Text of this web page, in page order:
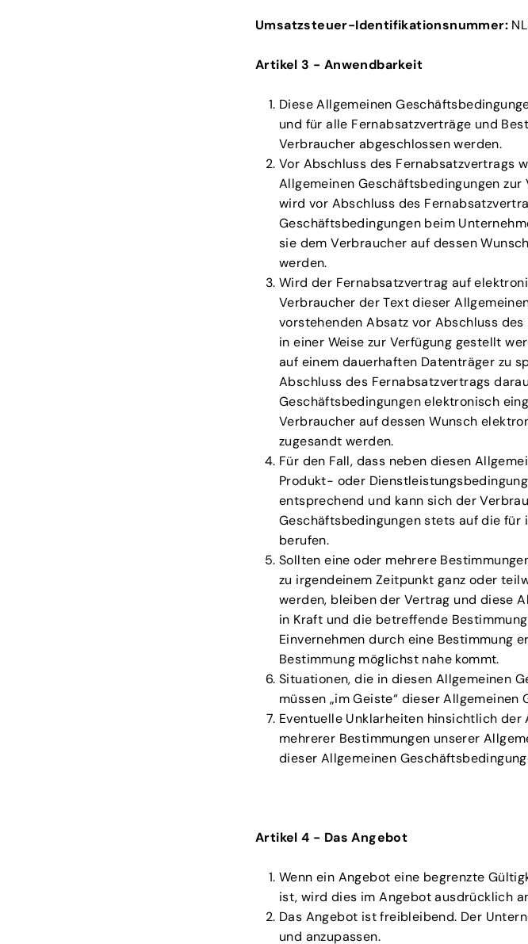
Umsatzsteuer-Identifikationsnummer:
Artikel 3 - Anwendbarkeit
Diese Allgemeinen
und für alle Fernabsatzverträge und
Verbraucher abgeschlossen werden.
Vor Abschluss des Fernabsatzvertrags
Allgemeinen Geschäftsbedingungen
wird vor Abschluss des
Geschäftsbedingungen beim
sie dem Verbraucher auf dessen
werden.
Wird der Fernabsatzvertrag auf
Verbraucher der Text dieser
vorstehenden Absatz vor Abschluss
in einer Weise zur Verfügung gestellt
auf einem dauerhaften Datenträger zu
Abschluss des Fernabsatzvertrags
Geschäftsbedingungen elektronisch
Verbraucher auf dessen Wunsch
zugesandt werden.
Für den Fall, dass neben diesen
Produkt- oder
entsprechend und kann sich der
Geschäftsbedingungen stets auf die
berufen.
Sollten eine oder mehrere
zu irgendeinem Zeitpunkt ganz oder
werden, bleiben der Vertrag und diese
in Kraft und die betreffende
Einvernehmen durch eine Bestimmung
Bestimmung möglichst nahe kommt.
Situationen, die in diesen Allgemeinen
müssen „im Geiste“ dieser
Eventuelle Unklarheiten hinsichtlich
mehrerer Bestimmungen unserer
dieser Allgemeinen
Artikel 4 - Das Angebot
Wenn ein Angebot eine begrenzte
ist, wird dies im Angebot ausdrücklich
Das Angebot ist freibleibend. Der
und anzupassen.